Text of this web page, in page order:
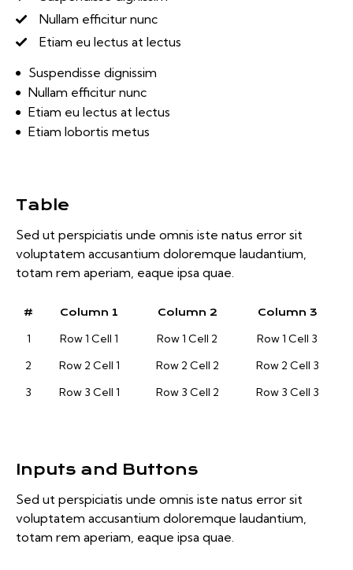
Nullam efficitur nunc
Etiam eu lectus at lectus
Suspendisse dignissim
Nullam efficitur nunc
Etiam eu lectus at lectus
Etiam lobortis metus
Table
Sed ut perspiciatis unde omnis iste natus error sit
voluptatem accusantium doloremque laudantium,
totam rem aperiam, eaque ipsa quae.
# Column 1 Column 2 Column 3
1 Row 1 Cell 1 Row 1 Cell 2
Row 1 Cell 3
2
Row 2 Cell 1 Row 2 Cell 2
Row 2 Cell 3
3
Row 3 Cell 1 Row 3 Cell 2 Row 3 Cell 3
Inputs and Buttons
Sed ut perspiciatis unde omnis iste natus error sit
voluptatem accusantium doloremque laudantium,
totam rem aperiam, eaque ipsa quae.